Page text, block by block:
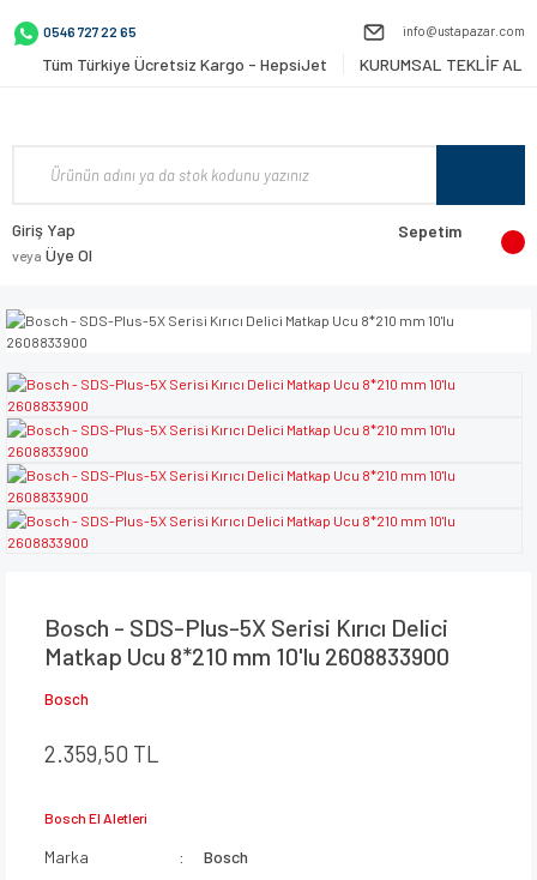
0546 727 22 65 info@ustapazar.com
Tüm Türkiye Ücretsiz Kargo - HepsiJet KURUMSAL TEKLİF AL
Giriş Yap
veya Üye Ol
Sepetim
Bosch - SDS-Plus-5X Serisi Kırıcı Delici
Matkap Ucu 8*210 mm 10'lu 2608833900
Bosch
2.359,50 TL
Bosch El Aletleri
Marka
Bosch